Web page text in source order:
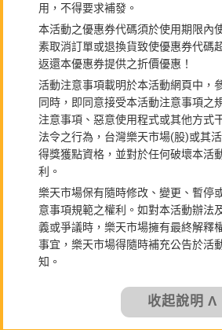
用，不得要求補發。
本活動之優惠券代碼須於使用期限內
素取消訂單或退換貨致使優惠券代碼
返還本優惠券提供之折價優惠！
活動注意事項載明於本活動網頁中，
同時，即同意接受本活動注意事項之
注意事項、惡意使用程式或其他方式
法令之行為，台灣樂天市場(股)或其
得獎獲點資格，並對於任何破壞本活
利。
樂天市場保有隨時修改、變更、暫停
意事項規範之權利。如對本活動辦法
義或爭議時，樂天市場擁有最終解釋
事宜，樂天市場得隨時補充公告於活
知。
收起說明 Λ